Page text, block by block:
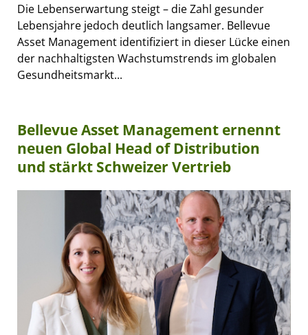
Die Lebenserwartung steigt – die Zahl gesunder
Lebensjahre jedoch deutlich langsamer. Bellevue
Asset Management identifiziert in dieser Lücke einen
der nachhaltigsten Wachstumstrends im globalen
Gesundheitsmarkt...
Bellevue Asset Management ernennt
neuen Global Head of Distribution
und stärkt Schweizer Vertrieb